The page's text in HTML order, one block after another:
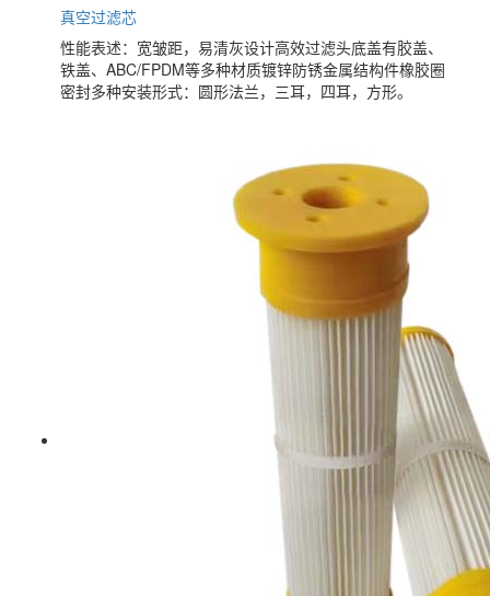
真空过滤芯
性能表述：宽皱距，易清灰设计高效过滤头底盖有胶盖、
铁盖、ABC/FPDM等多种材质镀锌防锈金属结构件橡胶圈
密封多种安装形式：圆形法兰，三耳，四耳，方形。